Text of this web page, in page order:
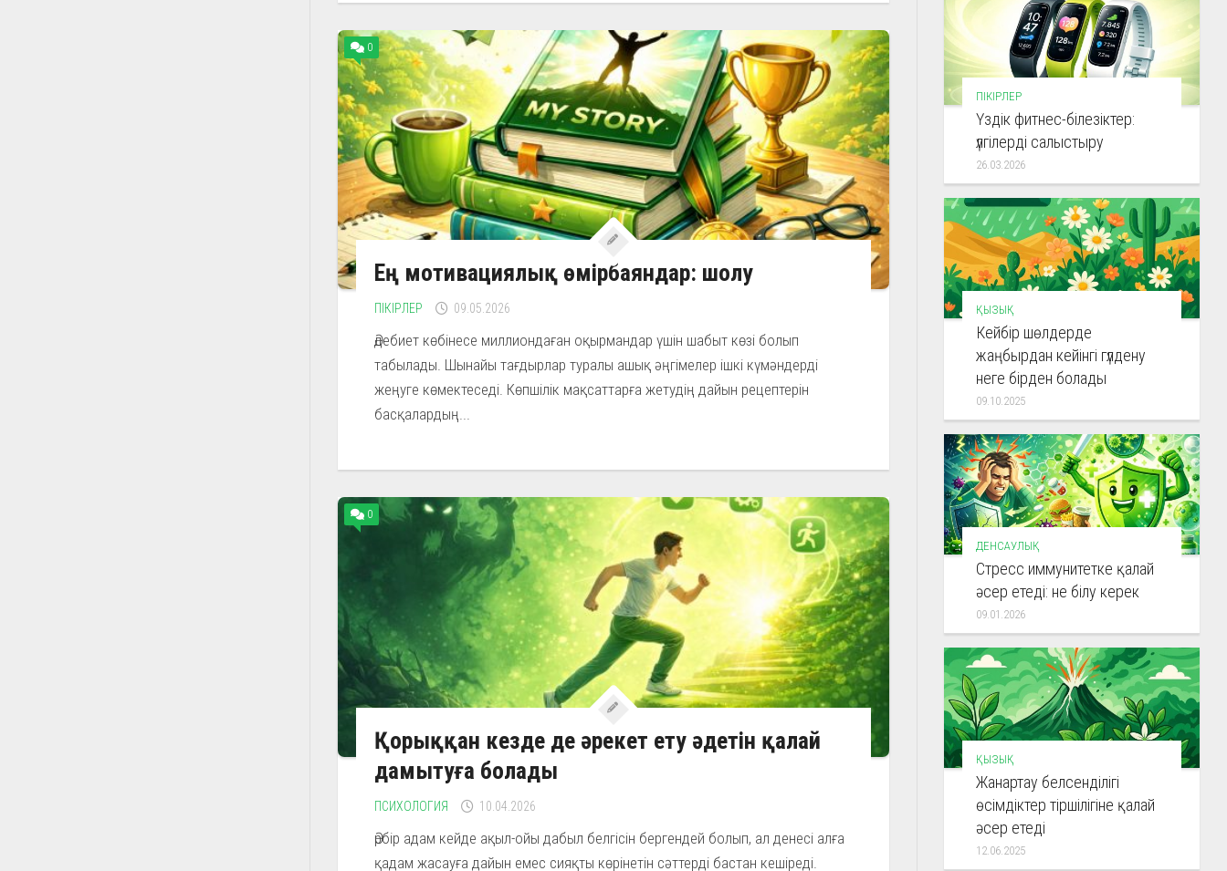
0
Ең мотивациялық өмірбаяндар: шолу
ПІКІРЛЕР 09.05.2026
Әдебиет көбінесе миллиондаған оқырмандар үшін шабыт көзі болып
табылады. Шынайы тағдырлар туралы ашық әңгімелер ішкі күмәндерді
жеңуге көмектеседі. Көпшілік мақсаттарға жетудің дайын рецептерін
басқалардың...
0
Қорыққан кезде де әрекет ету әдетін қалай
дамытуға болады
ПСИХОЛОГИЯ 10.04.2026
Әрбір адам кейде ақыл-ойы дабыл белгісін бергендей болып, ал денесі алға
қадам жасауға дайын емес сияқты көрінетін сәттерді бастан кешіреді.
ПІКІРЛЕР
Үздік фитнес-білезіктер:
үлгілерді салыстыру
26.03.2026
ҚЫЗЫҚ
Кейбір шөлдерде
жаңбырдан кейінгі гүлдену
неге бірден болады
09.10.2025
ДЕНСАУЛЫҚ
Стресс иммунитетке қалай
әсер етеді: не білу керек
09.01.2026
ҚЫЗЫҚ
Жанартау белсенділігі
өсімдіктер тіршілігіне қалай
әсер етеді
12.06.2025